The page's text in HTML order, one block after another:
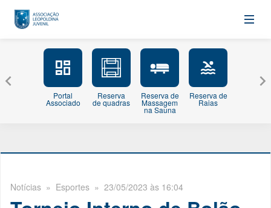
Portal
Associado
Reserva
de quadras
Reserva de
Massagem
na Sauna
Reserva de
Raias
Notícias » Esportes » 23/05/2023 às 16:04